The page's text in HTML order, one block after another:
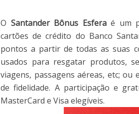
O Santander Bônus Esferaé um
cartões de crédito do Banco
pontos a partir de todas as suas
usados para resgatar produtos,
viagens, passagens aéreas, etc;
de fidelidade. A participação e
MasterCard e Visa elegíveis.